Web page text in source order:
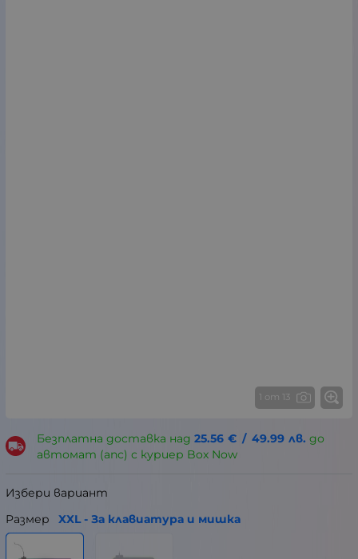
1 от 13
Безплатна доставка над 25.56 € / 49.99 лв. до
автомат (апс) с куриер Box Now
Избери вариант
Размер
XXL - За клавиатура и мишка